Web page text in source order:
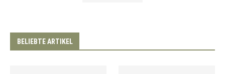
BELIEBTE ARTIKEL